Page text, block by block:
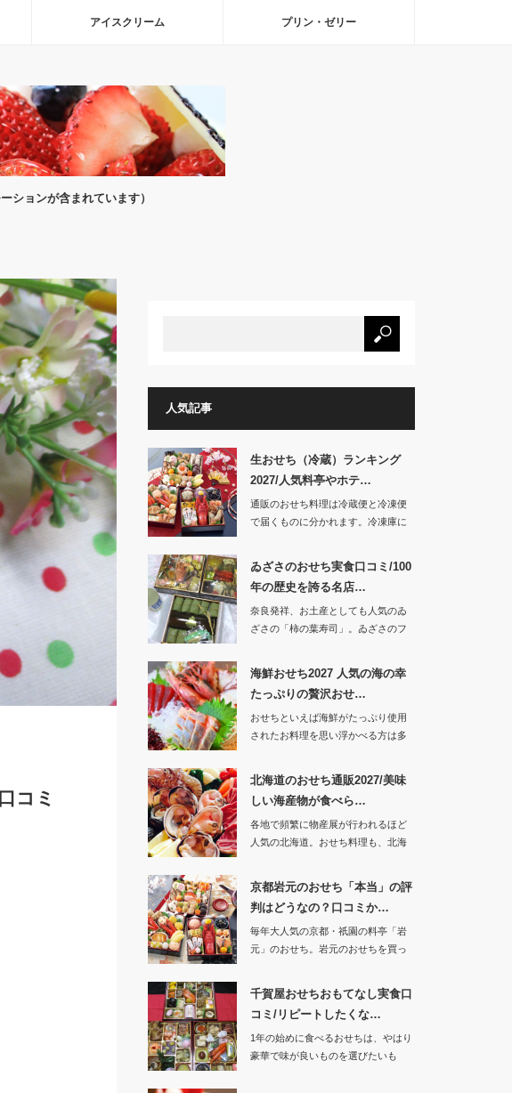
アイスクリーム プリン・ゼリー
ションが含まれています）
コミ
人気記事
生おせち（冷蔵）ランキング
2027/人気料亭やホテ…
通販のおせち料理は冷蔵便と冷凍便
で届くものに分かれます。冷凍庫に
ゐざさのおせち実食口コミ/100
年の歴史を誇る名店…
奈良発祥、お土産としても人気のゐ
ざさの「柿の葉寿司」。ゐざさのフ
海鮮おせち2027 人気の海の幸
たっぷりの贅沢おせ…
おせちといえば海鮮がたっぷり使用
されたお料理を思い浮かべる方は多
北海道のおせち通販2027/美味
しい海産物が食べら…
各地で頻繁に物産展が行われるほど
人気の北海道。おせち料理も、北海
京都岩元のおせち「本当」の評
判はどうなの？口コミか…
毎年大人気の京都・祇園の料亭「岩
元」のおせち。岩元のおせちを買っ
千賀屋おせちおもてなし実食口
コミ/リピートしたくな…
1年の始めに食べるおせちは、やはり
豪華で味が良いものを選びたいも